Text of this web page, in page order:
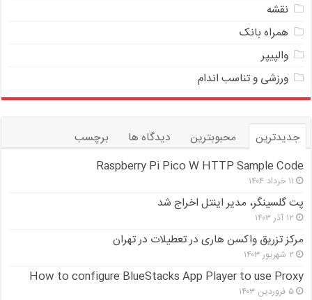
نقشه
همراه بانک
والپیپر
ورزشی و تناسب اندام
جدیدترین محبوبترین دیدگاه ها
برچسب
Raspberry Pi Pico W HTTP Sample Code
۱۱ خرداد ۱۴۰۴
پت گلسینگر، مدیر اینتل اخراج شد
۱۲ آذر ۱۴۰۳
مرکز تزریق واکسن هاری در تعطیلات در تهران
۲ شهریور ۱۴۰۳
How to configure BlueStacks App Player to use Proxy
۵ فروردین ۱۴۰۳